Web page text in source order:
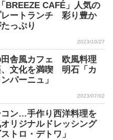
BREEZE CAFÉ」人気の
レートランチ 彩り豊か
っぷり
2023/10/27
田舎風カフェ 欧風料理
、文化を満喫 明石「カ
パーニュ」
2023/07/02
コン…手作り西洋料理を
リジナルドレッシング
トロ・デトワ」